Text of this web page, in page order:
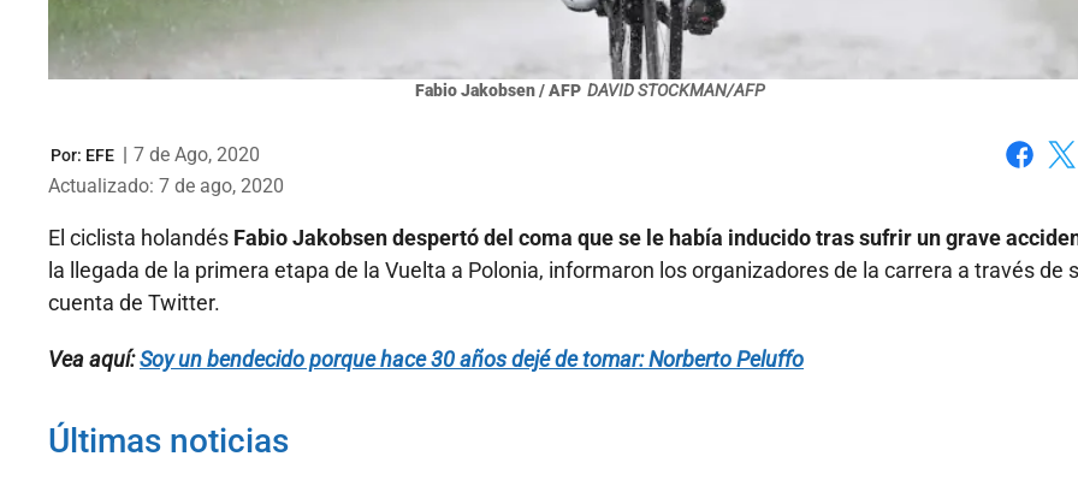
Fabio Jakobsen / AFP DAVID STOCKMAN/AFP
Por: EFE | 7 de Ago, 2020
Actualizado: 7 de ago, 2020
El ciclista holandés Fabio Jakobsen despertó del coma que se le había inducido tras sufrir un grave
la llegada de la primera etapa de la Vuelta a Polonia, informaron los organizadores de la carrera a través de
cuenta de Twitter.
Vea aquí:Soy un bendecido porque hace 30 años dejé de tomar: Norberto Peluffo
Últimas noticias